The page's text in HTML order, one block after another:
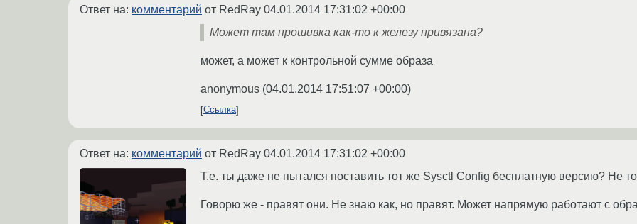
Ответ на: комментарий от RedRay 04.01.2014 17:31:02 +00:00
Может там прошивка как-то к железу привязана?
может, а может к контрольной сумме образа
anonymous (04.01.2014 17:51:07 +00:00)
Ссылка
Ответ на: комментарий от RedRay 04.01.2014 17:31:02 +00:00
Т.е. ты даже не пытался поставить тот же Sysctl Config бесплатную версию? Не
Говорю же - правят они. Не знаю как, но правят. Может напрямую работают с